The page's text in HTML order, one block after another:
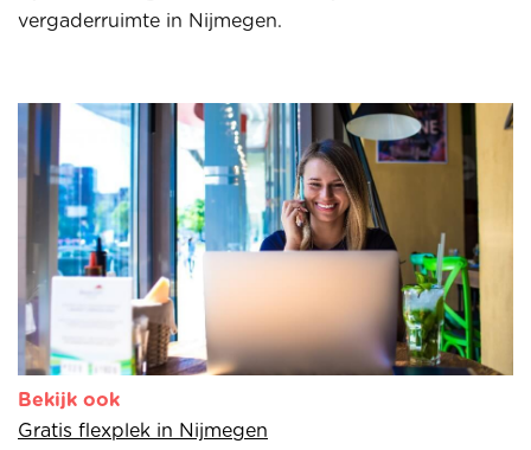
vergaderruimte in Nijmegen.
Bekijk ook
Gratis flexplek in Nijmegen